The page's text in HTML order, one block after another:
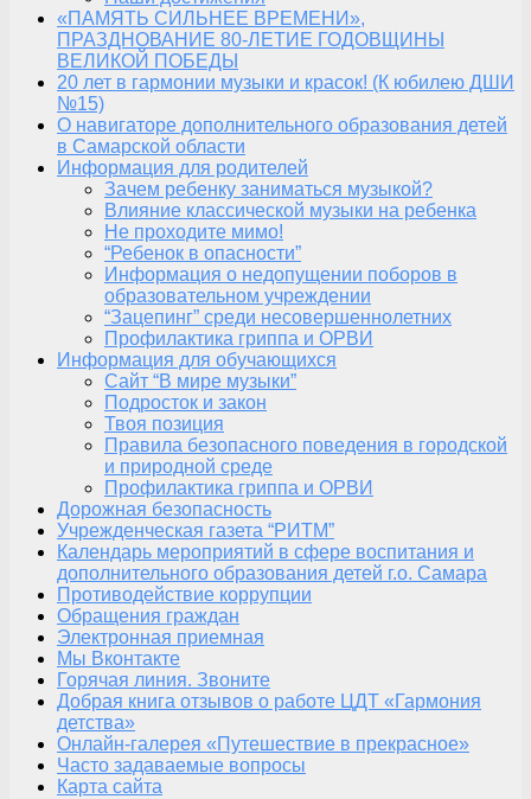
«ПАМЯТЬ СИЛЬНЕЕ ВРЕМЕНИ»,
ПРАЗДНОВАНИЕ 80-ЛЕТИЕ ГОДОВЩИНЫ
ВЕЛИКОЙ ПОБЕДЫ
20 лет в гармонии музыки и красок! (К юбилею ДШИ
№15)
О навигаторе дополнительного образования детей
в Самарской области
Информация для родителей
Зачем ребенку заниматься музыкой?
Влияние классической музыки на ребенка
Не проходите мимо!
“Ребенок в опасности”
Информация о недопущении поборов в
образовательном учреждении
“Зацепинг” среди несовершеннолетних
Профилактика гриппа и ОРВИ
Информация для обучающихся
Сайт “В мире музыки”
Подросток и закон
Твоя позиция
Правила безопасного поведения в городской
и природной среде
Профилактика гриппа и ОРВИ
Дорожная безопасность
Учрежденческая газета “РИТМ”
Календарь мероприятий в сфере воспитания и
дополнительного образования детей г.о. Самара
Противодействие коррупции
Обращения граждан
Электронная приемная
Мы Вконтакте
Горячая линия. Звоните
Добрая книга отзывов о работе ЦДТ «Гармония
детства»
Онлайн-галерея «Путешествие в прекрасное»
Часто задаваемые вопросы
Карта сайта